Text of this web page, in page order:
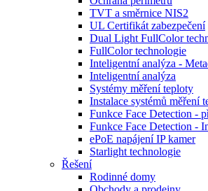
TVT a směrnice NIS2
UL Certifikát zabezpečení
Dual Light FullColor
FullColor technologie
Inteligentní analýza -
Inteligentní analýza
Systémy měření teploty
Instalace systémů měření
Funkce Face Detection -
Funkce Face Detection -
ePoE napájení IP kamer
Starlight technologie
Řešení
Rodinné domy